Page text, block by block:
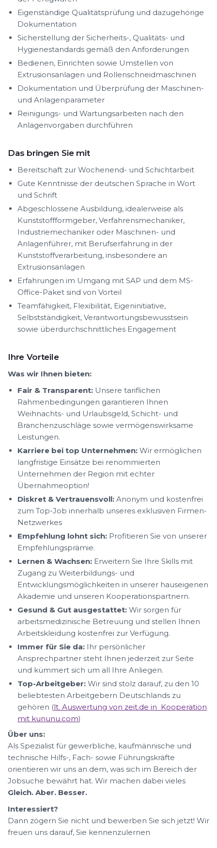
Eigenständige Qualitätsprüfung und dazugehörige
Dokumentation
Sicherstellung der Sicherheits-, Qualitäts- und
Hygienestandards gemäß den Anforderungen
Bedienen, Einrichten sowie Umstellen von
Extrusionsanlagen und Rollenschneidmaschinen
Dokumentation und Überprüfung der Maschinen-
und Anlagenparameter
Reinigungs- und Wartungsarbeiten nach den
Anlagenvorgaben durchführen
Das bringen Sie mit
Bereitschaft zur Wochenend- und Schichtarbeit
Gute Kenntnisse der deutschen Sprache in Wort
und Schrift
Abgeschlossene Ausbildung, idealerweise als
Kunststoffformgeber, Verfahrensmechaniker,
Industriemechaniker oder Maschinen- und
Anlagenführer, mit Berufserfahrung in der
Kunststoffverarbeitung, insbesondere an
Extrusionsanlagen
Erfahrungen im Umgang mit SAP und dem MS-
Office-Paket sind von Vorteil
Teamfähigkeit, Flexibilität, Eigeninitiative,
Selbstständigkeit, Verantwortungsbewusstsein
sowie überdurchschnittliches Engagement
Ihre Vorteile
Was wir Ihnen bieten:
Fair & Transparent: Unsere tariflichen
Rahmenbedingungen garantieren Ihnen
Weihnachts- und Urlaubsgeld, Schicht- und
Branchenzuschläge sowie vermögenswirksame
Leistungen.
Karriere bei top Unternehmen: Wir ermöglichen
langfristige Einsätze bei renommierten
Unternehmen der Region mit echter
Übernahmeoption!
Diskret & Vertrauensvoll: Anonym und kostenfrei
zum Top-Job innerhalb unseres exklusiven Firmen-
Netzwerkes
Empfehlung lohnt sich: Profitieren Sie von unserer
Empfehlungsprämie.
Lernen & Wachsen: Erweitern Sie Ihre Skills mit
Zugang zu Weiterbildungs- und
Entwicklungsmöglichkeiten in unserer hauseigenen
Akademie und unseren Kooperationspartnern.
Gesund & Gut ausgestattet: Wir sorgen für
arbeitsmedizinische Betreuung und stellen Ihnen
Arbeitskleidung kostenfrei zur Verfügung.
Immer für Sie da: Ihr persönlicher
Ansprechpartner steht Ihnen jederzeit zur Seite
und kümmert sich um all Ihre Anliegen.
Top-Arbeitgeber: Wir sind stolz darauf, zu den 10
beliebtesten Arbeitgebern Deutschlands zu
gehören (lt. Auswertung von zeit.de in Kooperation
mit kununu.com)
Über uns:
Als Spezialist für gewerbliche, kaufmännische und
technische Hilfs-, Fach- sowie Führungskräfte
orientieren wir uns an dem, was sich im Bereich der
Jobsuche bewährt hat. Wir machen dabei vieles
Gleich. Aber. Besser.
Interessiert?
Dann zögern Sie nicht und bewerben Sie sich jetzt! Wir
freuen uns darauf, Sie kennenzulernen